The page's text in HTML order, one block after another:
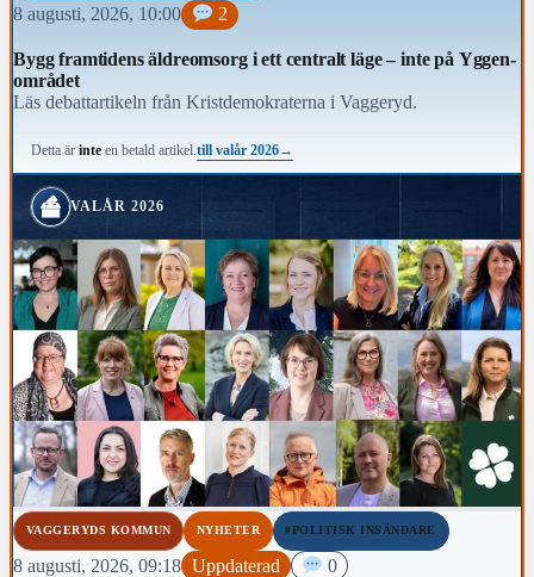
8 augusti, 2026, 10:00 2
Bygg framtidens äldreomsorg i ett centralt läge – inte på Yggen-
området
Läs debattartikeln från Kristdemokraterna i Vaggeryd.
Detta ärinte en betald artikel.till valår 2026→
VALÅR 2026
VAGGERYDS KOMMUN NYHETER #POLITISK INSÄNDARE
8 augusti, 2026, 09:18 Uppdaterad 0